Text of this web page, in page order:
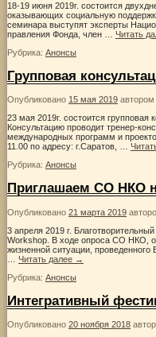
18-19 июня 2019г. состоится
оказывающих социальную
семинара выступят эксперты
правления Фонда, член … Читать
Рубрика: Анонсы
Групповая
Опубликовано 15 мая 2019 автором
23 мая 2019г. состоится групповая
Консультацию проводит тренер-
международных программ и
11.00 по адресу: г.Саратов, …
Рубрика: Анонсы
Приглашаем СО НКО
Опубликовано 21 марта 2019
3 апреля 2019 г.
Workshop. В ходе опроса СО НКО,
жизненной ситуации,
Читать далее →
Рубрика: Анонсы
Интегративный
Опубликовано 20 ноября 2018